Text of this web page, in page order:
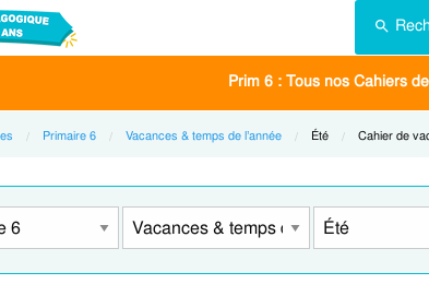
Prim 6 : Tous nos Cahiers
Primaire 6 Vacances & temps de l’année Current:
Été Current:
Cahier de